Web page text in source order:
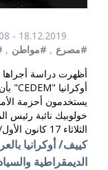
18.12.2019 - 11:08
#مصرع , #مواطن ,
أظهرت دراسة أجراها
يستخدمون أحزمة
خولوبيك نائبة
الثلاثاء 17 كانون الأول/ ديسمبر.
كييف/ أوكرانيا
الديمقراطية